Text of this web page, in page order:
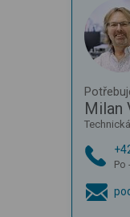
Milan
Po